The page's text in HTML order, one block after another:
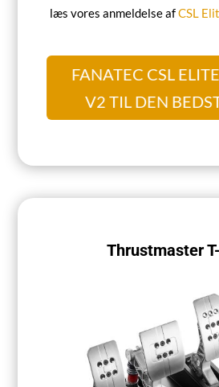
læs vores anmeldelse afCSL
FANATEC CSL
V2 TIL DEN
Thrustmaster